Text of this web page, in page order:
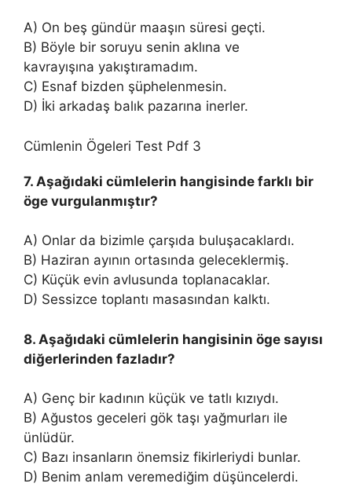
A) On beş gündür maaşın süresi geçti.
B) Böyle bir soruyu senin aklına ve
kavrayışına yakıştıramadım.
C) Esnaf bizden şüphelenmesin.
D) İki arkadaş balık pazarına inerler.
Cümlenin Ögeleri Test Pdf 3
7. Aşağıdaki cümlelerin hangisinde farklı bir
öge vurgulanmıştır?
A) Onlar da bizimle çarşıda buluşacaklardı.
B) Haziran ayının ortasında geleceklermiş.
C) Küçük evin avlusunda toplanacaklar.
D) Sessizce toplantı masasından kalktı.
8. Aşağıdaki cümlelerin hangisinin öge sayısı
diğerlerinden fazladır?
A) Genç bir kadının küçük ve tatlı kızıydı.
B) Ağustos geceleri gök taşı yağmurları ile
ünlüdür.
C) Bazı insanların önemsiz fikirleriydi bunlar.
D) Benim anlam veremediğim düşüncelerdi.